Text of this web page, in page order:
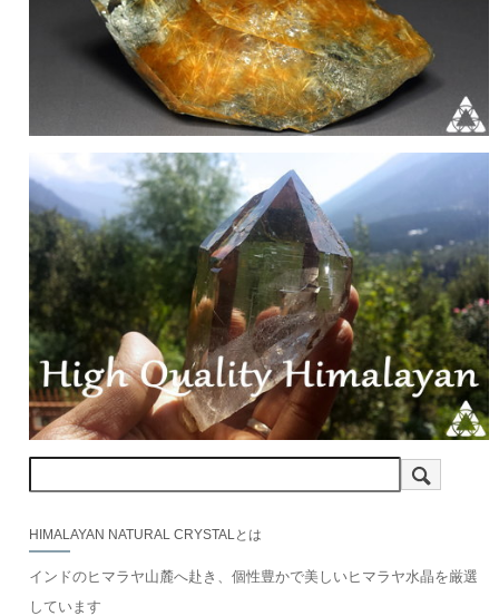
HIMALAYAN NATURAL CRYSTALとは
インドのヒマラヤ山麓へ赴き、個性豊かで美しいヒマラヤ水晶を厳選
しています